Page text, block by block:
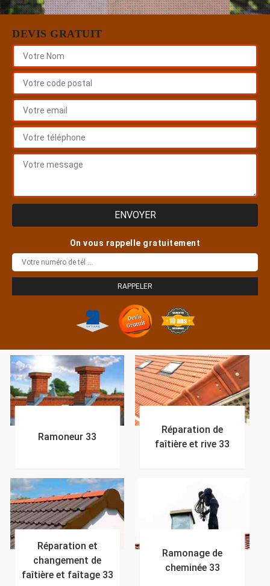
DEVIS GRATUIT
On vous rappelle gratuitement
Ramoneur 33
Réparation de
faîtière et rive 33
Réparation et
changement de
faîtière et faîtage 33
Ramonage de
cheminée 33